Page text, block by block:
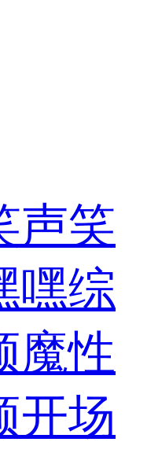
声笑
嘿综
魔性
开场